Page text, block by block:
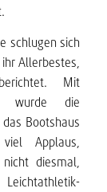
schlugen sich
Allerbestes,
Mit
wurde die
Bootshaus
Applaus,
diesmal,